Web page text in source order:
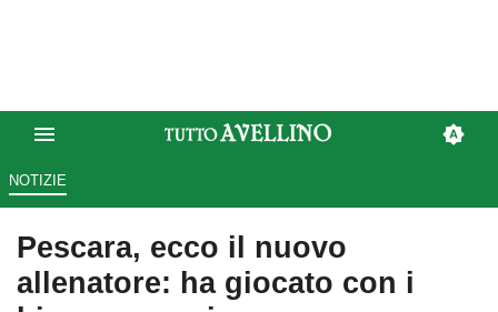
NOTIZIE
Pescara, ecco il nuovo
allenatore: ha giocato con i